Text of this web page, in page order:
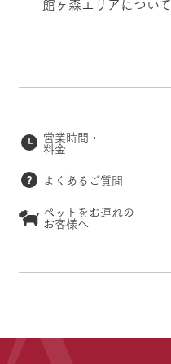
営業時間・
料金
よくあるご質問
ペットをお連れの
お客様へ